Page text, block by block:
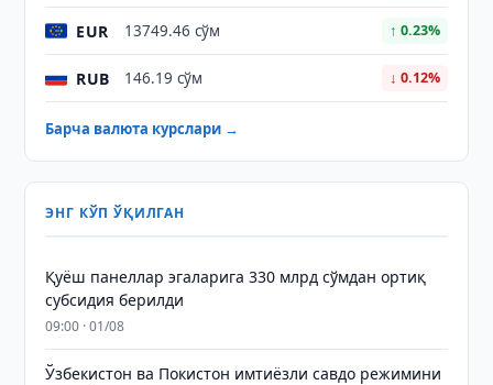
EUR 13749.46 сўм ↑ 0.23%
RUB 146.19 сўм ↓ 0.12%
Барча валюта курслари →
ЭНГ КЎП ЎҚИЛГАН
Қуёш панеллар эгаларига 330 млрд сўмдан ортиқ
субсидия берилди
09:00 · 01/08
Ўзбекистон ва Покистон имтиёзли савдо режимини